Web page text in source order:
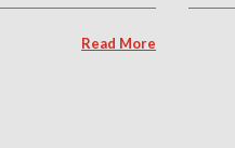
Read More